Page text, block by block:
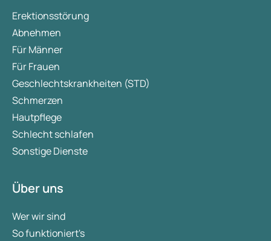
Erektionsstörung
Abnehmen
Für Männer
Für Frauen
Geschlechtskrankheiten (STD)
Schmerzen
Hautpflege
Schlecht schlafen
Sonstige Dienste
Über uns
Wer wir sind
So funktioniert's